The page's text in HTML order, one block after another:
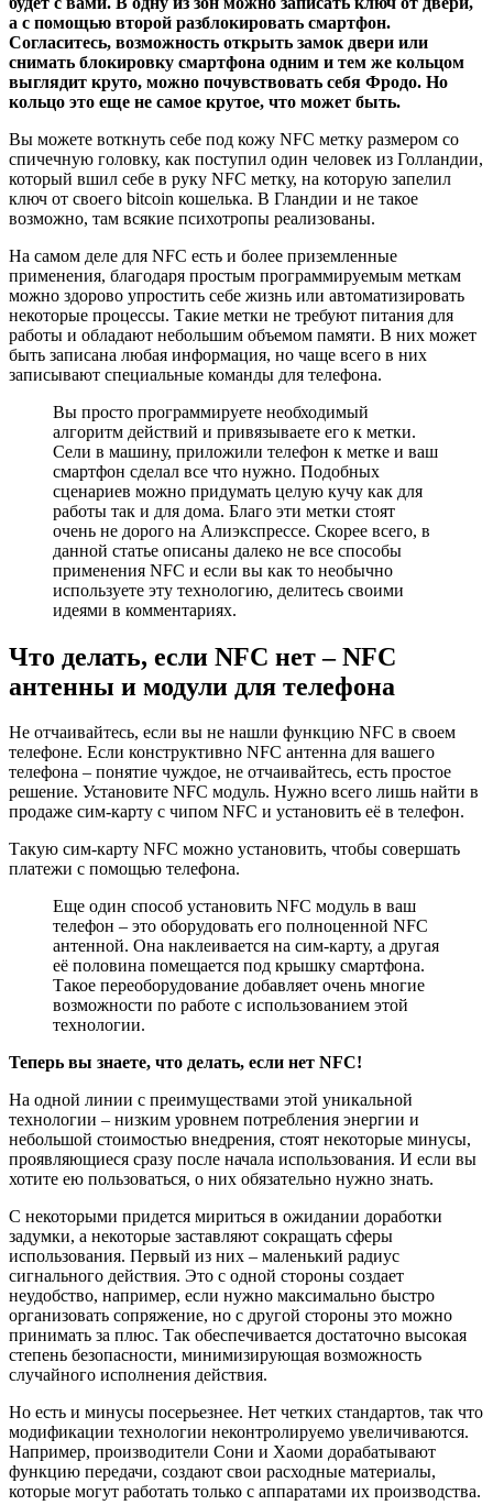
а с помощью второй разблокировать смартфон.
Согласитесь, возможность открыть замок двери или
снимать блокировку смартфона одним и тем же кольцом
выглядит круто, можно почувствовать себя Фродо. Но
кольцо это еще не самое крутое, что может быть.
Вы можете воткнуть себе под кожу NFC метку размером со
спичечную головку, как поступил один человек из Голландии,
который вшил себе в руку NFC метку, на которую запелил
ключ от своего bitcoin кошелька. В Гландии и не такое
возможно, там всякие психотропы реализованы.
На самом деле для NFC есть и более приземленные
применения, благодаря простым программируемым меткам
можно здорово упростить себе жизнь или автоматизировать
некоторые процессы. Такие метки не требуют питания для
работы и обладают небольшим объемом памяти. В них может
быть записана любая информация, но чаще всего в них
записывают специальные команды для телефона.
Вы просто программируете необходимый
алгоритм действий и привязываете его к метки.
Сели в машину, приложили телефон к метке и ваш
смартфон сделал все что нужно. Подобных
сценариев можно придумать целую кучу как для
работы так и для дома. Благо эти метки стоят
очень не дорого на Алиэкспрессе. Скорее всего, в
данной статье описаны далеко не все способы
применения NFC и если вы как то необычно
используете эту технологию, делитесь своими
идеями в комментариях.
Что делать, если NFC нет – NFC
антенны и модули для телефона
Не отчаивайтесь, если вы не нашли функцию NFC в своем
телефоне. Если конструктивно NFC антенна для вашего
телефона – понятие чуждое, не отчаивайтесь, есть простое
решение. Установите NFC модуль. Нужно всего лишь найти в
продаже сим-карту с чипом NFC и установить её в телефон.
Такую сим-карту NFC можно установить, чтобы совершать
платежи с помощью телефона.
Еще один способ установить NFC модуль в ваш
телефон – это оборудовать его полноценной NFC
антенной. Она наклеивается на сим-карту, а другая
её половина помещается под крышку смартфона.
Такое переоборудование добавляет очень многие
возможности по работе с использованием этой
технологии.
Теперь вы знаете, что делать, если нет NFC!
На одной линии с преимуществами этой уникальной
технологии – низким уровнем потребления энергии и
небольшой стоимостью внедрения, стоят некоторые минусы,
проявляющиеся сразу после начала использования. И если вы
хотите ею пользоваться, о них обязательно нужно знать.
С некоторыми придется мириться в ожидании доработки
задумки, а некоторые заставляют сокращать сферы
использования. Первый из них – маленький радиус
сигнального действия. Это с одной стороны создает
неудобство, например, если нужно максимально быстро
организовать сопряжение, но с другой стороны это можно
принимать за плюс. Так обеспечивается достаточно высокая
степень безопасности, минимизирующая возможность
случайного исполнения действия.
Но есть и минусы посерьезнее. Нет четких стандартов, так что
модификации технологии неконтролируемо увеличиваются.
Например, производители Сони и Хаоми дорабатывают
функцию передачи, создают свои расходные материалы,
которые могут работать только с аппаратами их производства.